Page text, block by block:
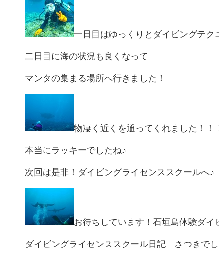
一日目はゆっくりとダイビングテク
二日目に海の状況も良くなって
マンタの集まる場所へ行きました！
物凄く近くを通ってくれました！！
本当にラッキーでしたね♪
次回は是非！ダイビングライセンススクールへ♪
お待ちしています！石垣島体験ダイ
ダイビングライセンススクール日記 さつきで